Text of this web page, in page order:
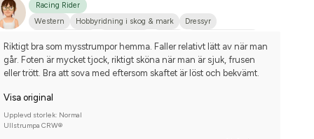
Racing Rider
Western
Hobbyridning i skog & mark
Dressyr
Riktigt bra som mysstrumpor hemma. Faller relativt lätt av när man
går. Foten är mycket tjock, riktigt sköna när man är sjuk, frusen
eller trött. Bra att sova med eftersom skaftet är löst och bekvämt.
Visa original
Upplevd storlek: Normal
Ullstrumpa CRW®